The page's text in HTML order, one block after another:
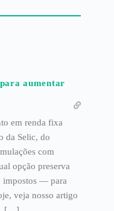
aumentar
em renda fixa
da Selic, do
com
opção preserva
impostos — para
veja nosso artigo